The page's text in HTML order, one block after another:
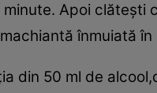
Apoi clăteşti
înmuiată în
din 50 ml de